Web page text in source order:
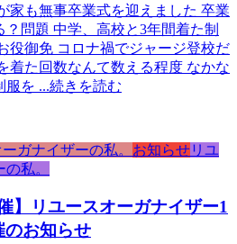
家も無事卒業式を迎えました 卒業
問題 中学、高校と3年間着た制
役御免 コロナ禍でジャージ登校だ
着た回数なんて数える程度 なかな
服を ...続きを読む
ガナイザーの私。 お知らせリユ
私。
】リユースオーガナイザー1
のお知らせ